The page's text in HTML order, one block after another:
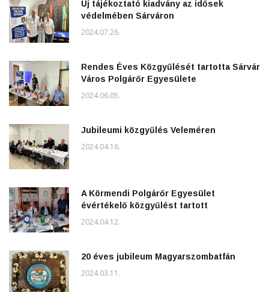
Új tájékoztató kiadvány az idősek
védelmében Sárváron
2024.07.26.
Rendes Éves Közgyűlését tartotta Sárvár
Város Polgárőr Egyesülete
2024.06.05.
Jubileumi közgyűlés Veleméren
2024.04.16.
A Körmendi Polgárőr Egyesület
évértékelő közgyűlést tartott
2024.04.12.
20 éves jubileum Magyarszombatfán
2024.03.11.